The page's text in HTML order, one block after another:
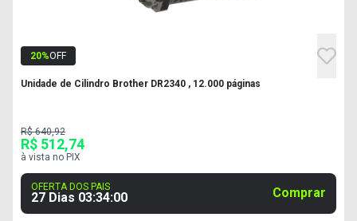
20%OFF
Unidade de Cilindro Brother DR2340 , 12.000 páginas
R$ 640,92
R$ 512,74
à vista no PIX
OFERTA DOS PAIS
27 Dias 03:33:59 Comprar